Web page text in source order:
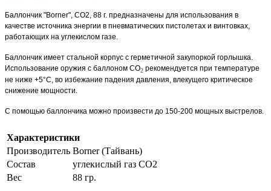
Баллончик "Borner", СО2, 88 г. предназначены для использования в
качестве источника энергии в пневматических пистолетах и винтовках,
работающих на углекислом газе.
Баллончик имеет стальной корпус с герметичной закупоркой горлышка.
Использование оружия с баллоном CO2 рекомендуется при температуре
не ниже +5°С, во избежание падения давления, влекущего критическое
снижение мощности.
С помощью баллончика можно произвести до 150-200 мощных выстрелов.
Характеристики
Производитель Borner (Тайвань)
Состав
углекислый газ CO2
Вес
88 гр.